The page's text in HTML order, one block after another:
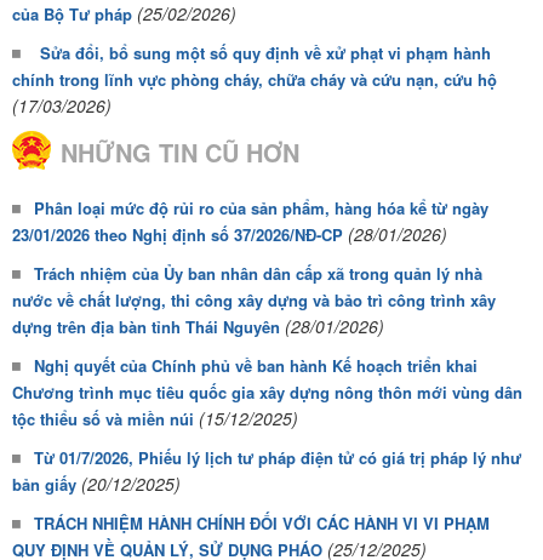
của Bộ Tư pháp (25/02/2026)
Sửa đổi, bổ sung một số quy định về xử phạt vi phạm hành
chính trong lĩnh vực phòng cháy, chữa cháy và cứu nạn, cứu hộ
(17/03/2026)
NHỮNG TIN CŨ HƠN
Phân loại mức độ rủi ro của sản phẩm, hàng hóa kể từ ngày
23/01/2026 theo Nghị định số 37/2026/NĐ-CP (28/01/2026)
Trách nhiệm của Ủy ban nhân dân cấp xã trong quản lý nhà
nước về chất lượng, thi công xây dựng và bảo trì công trình xây
dựng trên địa bàn tỉnh Thái Nguyên (28/01/2026)
Nghị quyết của Chính phủ về ban hành Kế hoạch triển khai
Chương trình mục tiêu quốc gia xây dựng nông thôn mới vùng dân
tộc thiểu số và miền núi (15/12/2025)
Từ 01/7/2026, Phiếu lý lịch tư pháp điện tử có giá trị pháp lý như
bản giấy (20/12/2025)
TRÁCH NHIỆM HÀNH CHÍNH ĐỐI VỚI CÁC HÀNH VI VI PHẠM
QUY ĐỊNH VỀ QUẢN LÝ, SỬ DỤNG PHÁO (25/12/2025)